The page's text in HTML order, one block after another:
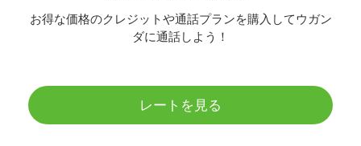
お得な価格のクレジットや通話プランを購入してウガン
ダに通話しよう！
レートを見る